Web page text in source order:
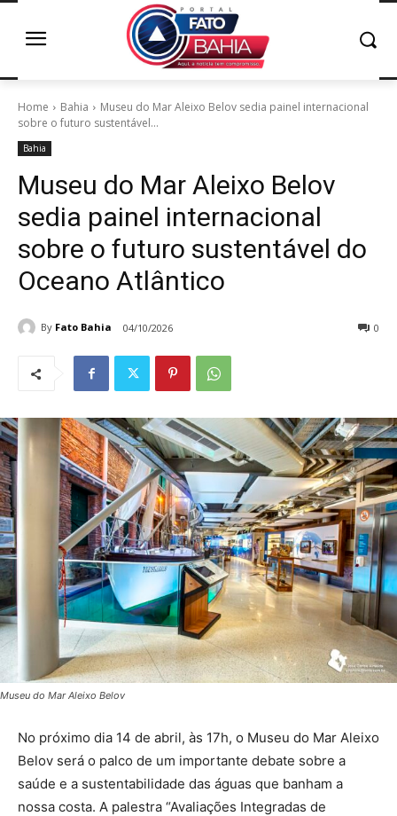
Home Bahia
Museu do Mar Aleixo Belov sedia painel internacional
sobre o futuro sustentável...
Bahia
Museu do Mar Aleixo Belov
sedia painel internacional
sobre o futuro sustentável do
Oceano Atlântico
By Fato Bahia 04/10/2026 0
Museu do Mar Aleixo Belov
No próximo dia 14 de abril, às 17h, o Museu do Mar Aleixo
Belov será o palco de um importante debate sobre a
saúde e a sustentabilidade das águas que banham a
nossa costa. A palestra “Avaliações Integradas de